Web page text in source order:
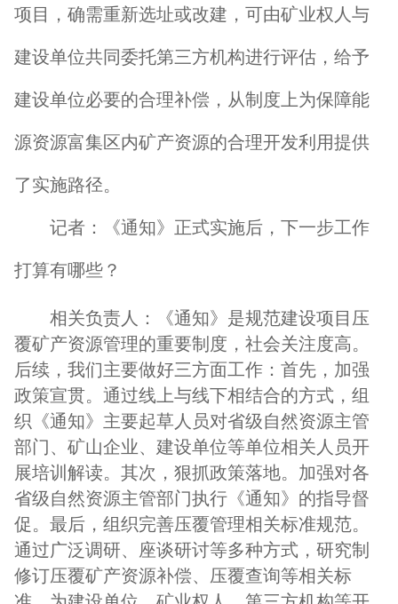
项目，确需重新选址或改建，可由矿业权人与
建设单位共同委托第三方机构进行评估，给予
建设单位必要的合理补偿，从制度上为保障能
源资源富集区内矿产资源的合理开发利用提供
了实施路径。
记者：《通知》正式实施后，下一步工作
打算有哪些？
相关负责人：《通知》是规范建设项目压
覆矿产资源管理的重要制度，社会关注度高。
后续，我们主要做好三方面工作：首先，加强
政策宣贯。通过线上与线下相结合的方式，组
织《通知》主要起草人员对省级自然资源主管
部门、矿山企业、建设单位等单位相关人员开
展培训解读。其次，狠抓政策落地。加强对各
省级自然资源主管部门执行《通知》的指导督
促。最后，组织完善压覆管理相关标准规范。
通过广泛调研、座谈研讨等多种方式，研究制
修订压覆矿产资源补偿、压覆查询等相关标